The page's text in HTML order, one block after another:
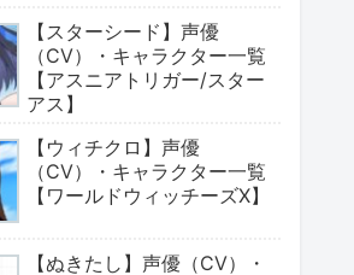
【スターシード】声優
（CV）・キャラクター一覧
【アスニアトリガー/スター
アス】
【ウィチクロ】声優
（CV）・キャラクター一覧
【ワールドウィッチーズX】
【ぬきたし】声優（CV）・